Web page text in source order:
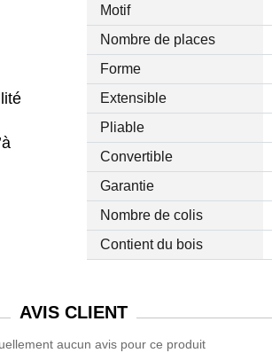
Motif
Nombre de places
Forme
Extensible
Pliable
Convertible
Garantie
Nombre de colis
Contient du bois
AVISCLIENT
aucun avis pour ce produit